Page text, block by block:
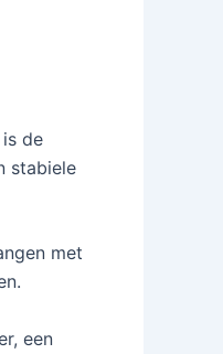
de
stabiele
met
een